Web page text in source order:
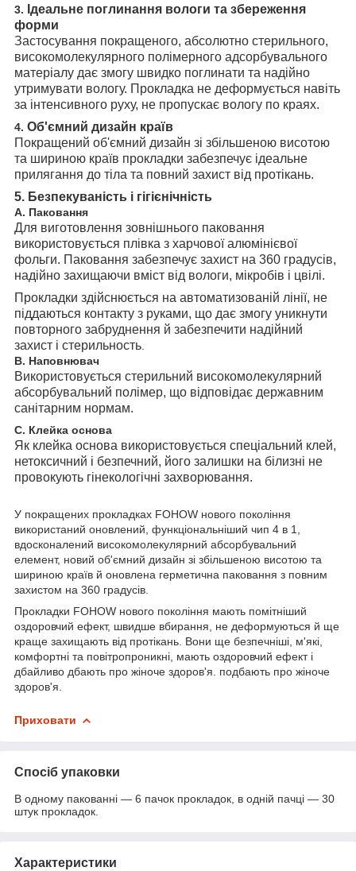
3. Ідеальне поглинання вологи та збереження
форми
Застосування покращеного, абсолютно стерильного,
високомолекулярного полімерного адсорбувального
матеріалу дає змогу швидко поглинати та надійно
утримувати вологу. Прокладка не деформується навіть
за інтенсивного руху, не пропускає вологу по краях.
4. Об'ємний дизайн країв
Покращений об'ємний дизайн зі збільшеною висотою
та шириною країв прокладки забезпечує ідеальне
прилягання до тіла та повний захист від протікань.
5. Безпекуваність і гігієнічність
А. Паковання
Для виготовлення зовнішнього паковання
використовується плівка з харчової алюмінієвої
фольги. Паковання забезпечує захист на 360 градусів,
надійно захищаючи вміст від вологи, мікробів і цвілі.
Прокладки здійснюється на автоматизованій лінії, не
піддаються контакту з руками, що дає змогу уникнути
повторного забруднення й забезпечити надійний
захист і стерильность
В. Наповнювач
Використовується стерильний високомолекулярний
абсорбувальний полімер, що відповідає державним
санітарним нормам.
С. Клейка основа
Як клейка основа використовується спеціальний клей,
нетоксичний і безпечний, його залишки на білизні не
провокують гінекологічні захворювання.
У покращених прокладках FOHOW нового покоління
використаний оновлений, функціональніший чип 4 в 1,
вдосконалений високомолекулярний абсорбувальний
елемент, новий об'ємний дизайн зі збільшеною висотою та
шириною країв й оновлена герметична паковання з повним
захистом на 360 градусів.
Прокладки FOHOW нового покоління мають помітніший
оздоровчий ефект, швидше вбирання, не деформуються й ще
краще захищають від протікань. Вони ще безпечніші, м'які,
комфортні та повітропроникні, мають оздоровчий ефект і
дбайливо дбають про жіноче здоров'я. подбають про жіноче
здоров'я.
Приховати
Спосіб упаковки
В одному пакованні — 6 пачок прокладок, в одній пачці — 30
штук прокладок.
Характеристики